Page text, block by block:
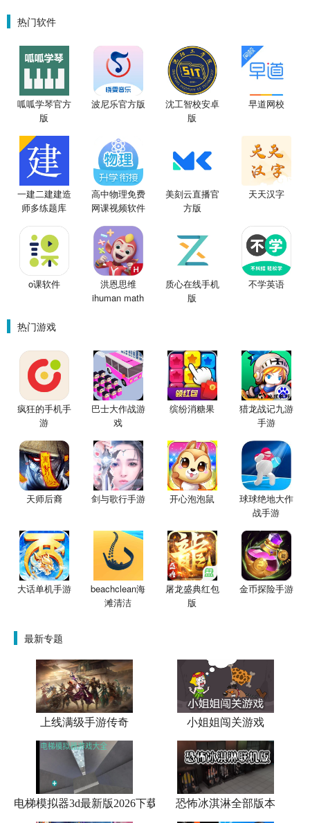
热门软件
呱呱学琴官方
版
波尼乐官方版
沈工智校安卓
版
早道网校
一建二建建造
师多练题库
高中物理免费
网课视频软件
美刻云直播官
方版
天天汉字
o课软件
洪恩思维
ihuman math
质心在线手机
版
不学英语
热门游戏
疯狂的手机手
游
巴士大作战游
戏
缤纷消糖果
猎龙战记九游
手游
天师后裔 剑与歌行手游 开心泡泡鼠
球球绝地大作
战手游
大话单机手游
beachclean海
滩清洁
屠龙盛典红包
版
金币探险手游
最新专题
上线满级手游传奇 小姐姐闯关游戏
电梯模拟器3d最新版2026下载 恐怖冰淇淋全部版本